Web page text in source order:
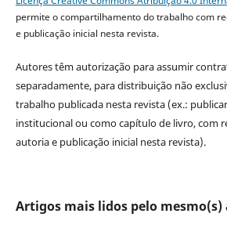
permite o compartilhamento do trabalho com
e publicação inicial nesta revista.
Autores têm autorização para assumir
separadamente, para distribuição não
trabalho publicada nesta revista (ex.:
institucional ou como capítulo de livro, com
autoria e publicação inicial nesta revista).
Artigos mais lidos pelo